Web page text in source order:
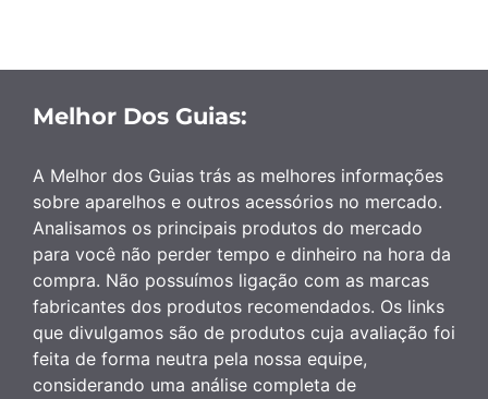
Melhor Dos Guias:
A Melhor dos Guias trás as melhores informações
sobre aparelhos e outros acessórios no mercado.
Analisamos os principais produtos do mercado
para você não perder tempo e dinheiro na hora da
compra. Não possuímos ligação com as marcas
fabricantes dos produtos recomendados. Os links
que divulgamos são de produtos cuja avaliação foi
feita de forma neutra pela nossa equipe,
considerando uma análise completa de